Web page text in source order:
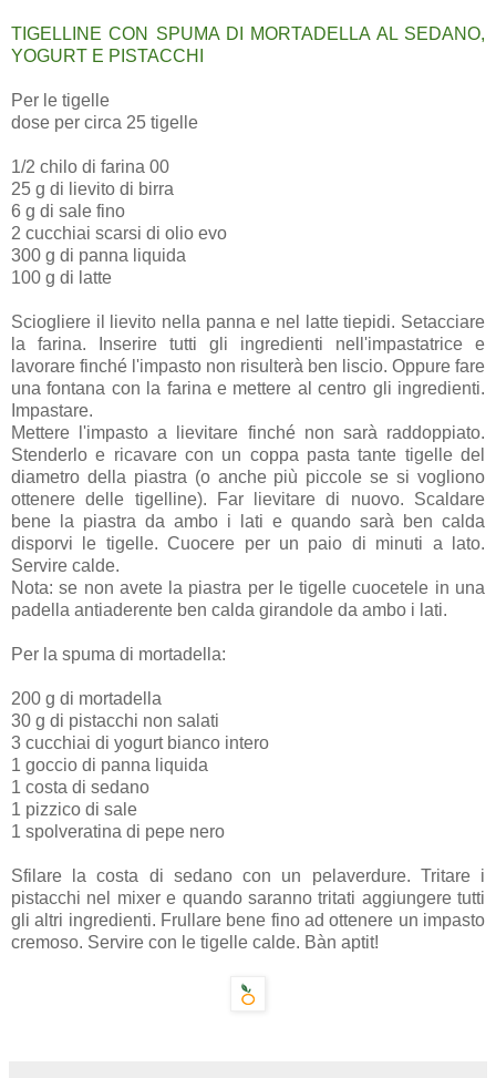
TIGELLINE CON SPUMA DI MORTADELLA AL SEDANO,
YOGURT E PISTACCHI
Per le tigelle
dose per circa 25 tigelle
1/2 chilo di farina 00
25 g di lievito di birra
6 g di sale fino
2 cucchiai scarsi di olio evo
300 g di panna liquida
100 g di latte
Sciogliere il lievito nella panna e nel latte tiepidi. Setacciare
la farina. Inserire tutti gli ingredienti nell'impastatrice e
lavorare finché l'impasto non risulterà ben liscio. Oppure fare
una fontana con la farina e mettere al centro gli ingredienti.
Impastare.
Mettere l'impasto a lievitare finché non sarà raddoppiato.
Stenderlo e ricavare con un coppa pasta tante tigelle del
diametro della piastra (o anche più piccole se si vogliono
ottenere delle tigelline). Far lievitare di nuovo. Scaldare
bene la piastra da ambo i lati e quando sarà ben calda
disporvi le tigelle. Cuocere per un paio di minuti a lato.
Servire calde.
Nota: se non avete la piastra per le tigelle cuocetele in una
padella antiaderente ben calda girandole da ambo i lati.
Per la spuma di mortadella:
200 g di mortadella
30 g di pistacchi non salati
3 cucchiai di yogurt bianco intero
1 goccio di panna liquida
1 costa di sedano
1 pizzico di sale
1 spolveratina di pepe nero
Sfilare la costa di sedano con un pelaverdure. Tritare i
pistacchi nel mixer e quando saranno tritati aggiungere tutti
gli altri ingredienti. Frullare bene fino ad ottenere un impasto
cremoso. Servire con le tigelle calde. Bàn aptit!